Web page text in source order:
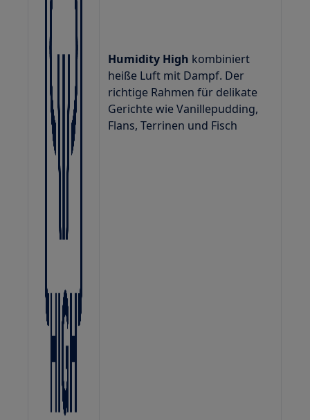
Humidity High kombiniert
heiße Luft mit Dampf. Der
richtige Rahmen für delikate
Gerichte wie Vanillepudding,
Flans, Terrinen und Fisch